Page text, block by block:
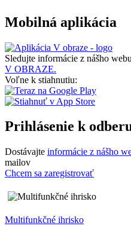
Mobilná aplikácia
Sledujte informácie z nášho
V OBRAZE.
Voľne k stiahnutiu:
Prihlásenie k
Dostávajte informácie z nášho
mailov
Chcem sa zaregistrovať
Multifunkčné ihrisko